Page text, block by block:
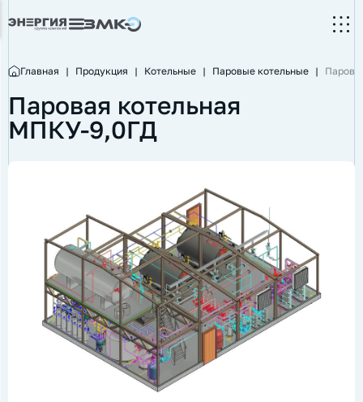
Главная | Продукция | Котельные | Паровые котельные |
Паровая котельная
МПКУ-9,0ГД